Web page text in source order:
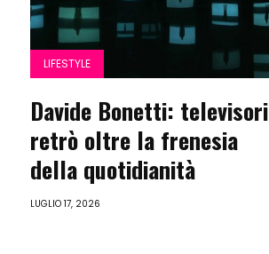
LIFESTYLE
Davide Bonetti: televisori
retrò oltre la frenesia
della quotidianità
LUGLIO 17, 2026